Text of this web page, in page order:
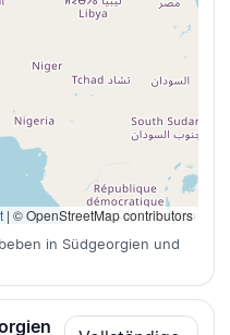
| © OpenStreetMap contributors
in Südgeorgien und